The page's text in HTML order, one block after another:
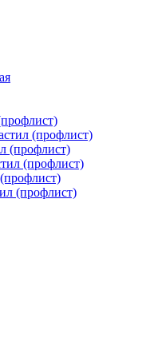
(профлист)
(профлист)
(профлист)
(профлист)